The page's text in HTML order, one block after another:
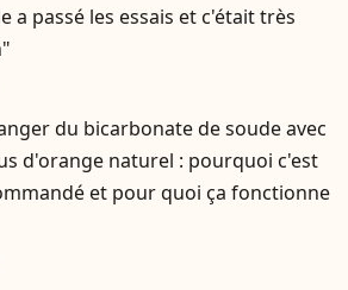
a passé les essais et c'était très
du bicarbonate de soude avec
d'orange naturel : pourquoi c'est
et pour quoi ça fonctionne